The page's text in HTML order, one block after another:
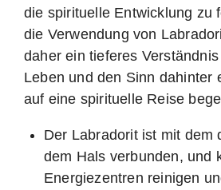
die spirituelle Entwicklung zu
die Verwendung von
daher ein tieferes
Leben und den Sinn dahinter
auf eine spirituelle Reise
Der Labradorit ist mit dem
dem Hals verbunden, und
Energiezentren reinigen